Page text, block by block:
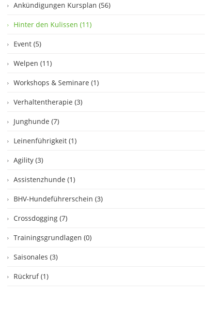
Ankündigungen Kursplan (56)
Hinter den Kulissen (11)
Event (5)
Welpen (11)
Workshops & Seminare (1)
Verhaltentherapie (3)
Junghunde (7)
Leinenführigkeit (1)
Agility (3)
Assistenzhunde (1)
BHV-Hundeführerschein (3)
Crossdogging (7)
Trainingsgrundlagen (0)
Saisonales (3)
Rückruf (1)